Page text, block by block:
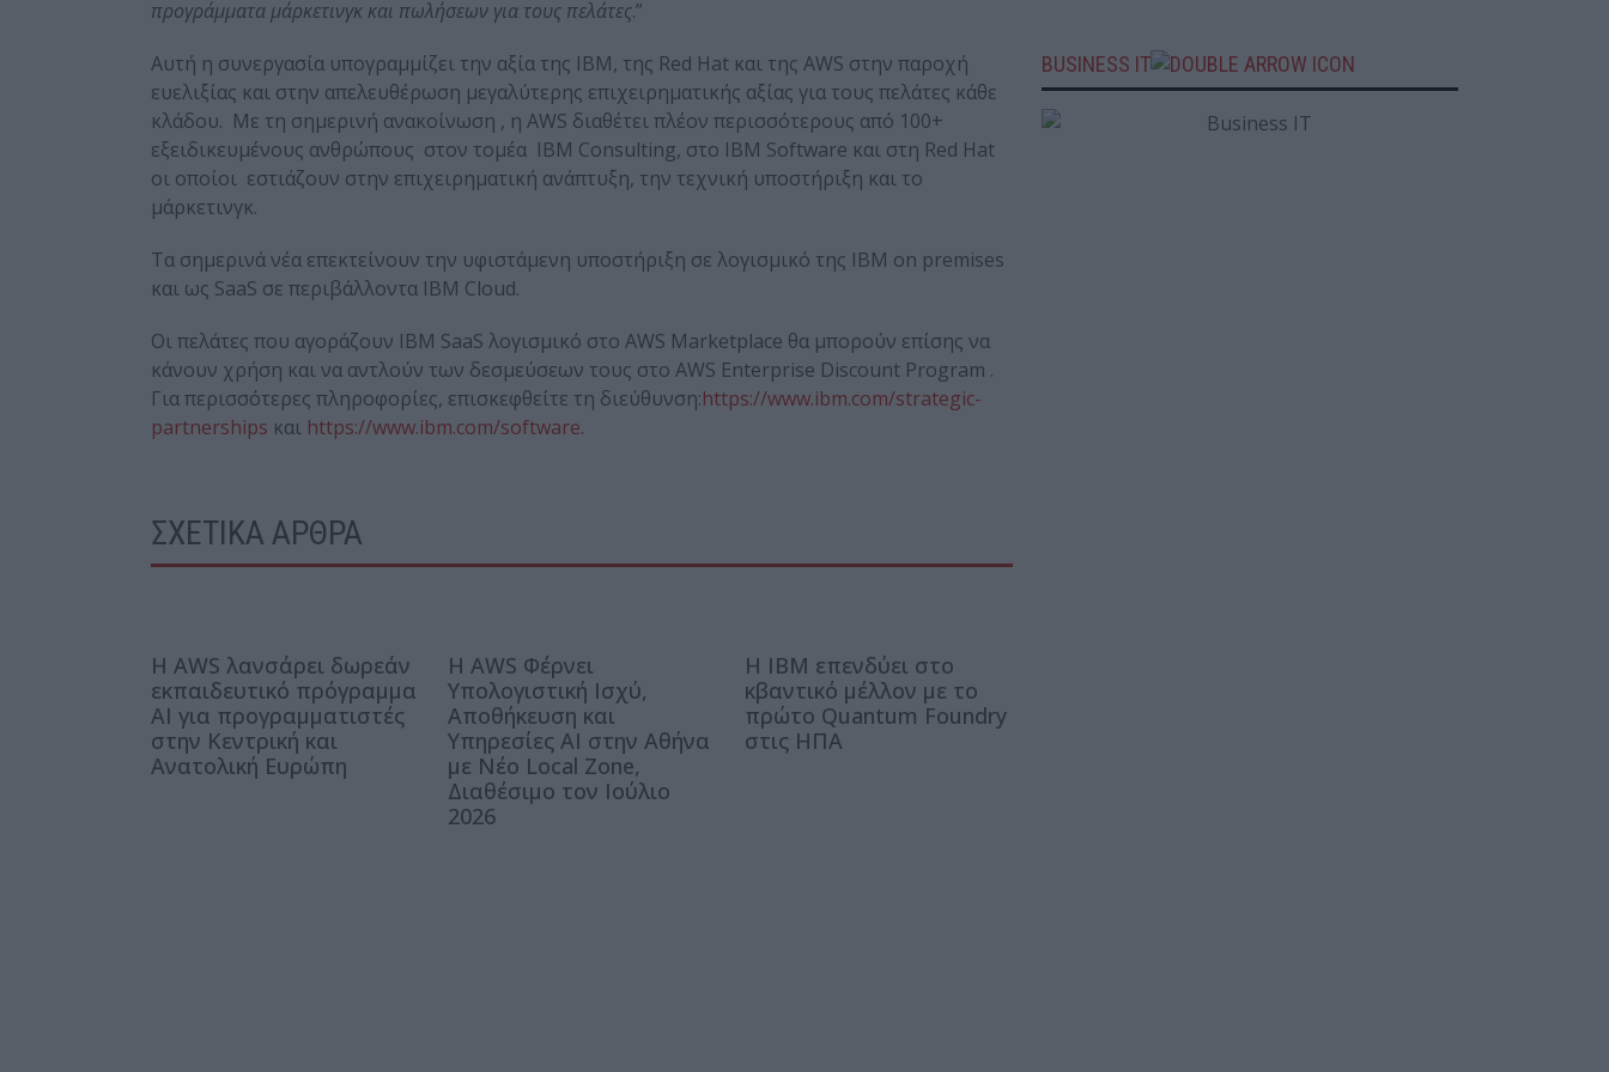
προγράμματα μάρκετινγκ και πωλήσεων για τους πελάτες.”
Αυτή η συνεργασία υπογραμμίζει την αξία της IBM, της Red Hat και της AWS στην παροχή
ευελιξίας και στην απελευθέρωση μεγαλύτερης επιχειρηματικής αξίας για τους πελάτες κάθε
κλάδου. Με τη σημερινή ανακοίνωση , η AWS διαθέτει πλέον περισσότερους από 100+
εξειδικευμένους ανθρώπους στον τομέα IBM Consulting, στο IBM Software και στη Red Hat
οι οποίοι εστιάζουν στην επιχειρηματική ανάπτυξη, την τεχνική υποστήριξη και το
μάρκετινγκ.
Τα σημερινά νέα επεκτείνουν την υφιστάμενη υποστήριξη σε λογισμικό της ΙΒΜ on premises
και ως SaaS σε περιβάλλοντα IBM Cloud.
Οι πελάτες που αγοράζουν IBM SaaS λογισμικό στο AWS Marketplace θα μπορούν επίσης να
κάνουν χρήση και να αντλούν των δεσμεύσεων τους στο AWS Enterprise Discount Program .
Για περισσότερες πληροφορίες, επισκεφθείτε τη διεύθυνση:https://www.ibm.com/strategic-
partnerships και https://www.ibm.com/software.
ΣΧΕΤΙΚΑ ΑΡΘΡΑ
Η AWS λανσάρει δωρεάν
εκπαιδευτικό πρόγραμμα
AI για προγραμματιστές
στην Κεντρική και
Ανατολική Ευρώπη
Η AWS Φέρνει
Υπολογιστική Ισχύ,
Αποθήκευση και
Υπηρεσίες AI στην Αθήνα
με Νέο Local Zone,
Διαθέσιμο τον Ιούλιο
2026
Η IBM επενδύει στο
κβαντικό μέλλον με το
πρώτο Quantum Foundry
στις ΗΠΑ
BUSINESS IT